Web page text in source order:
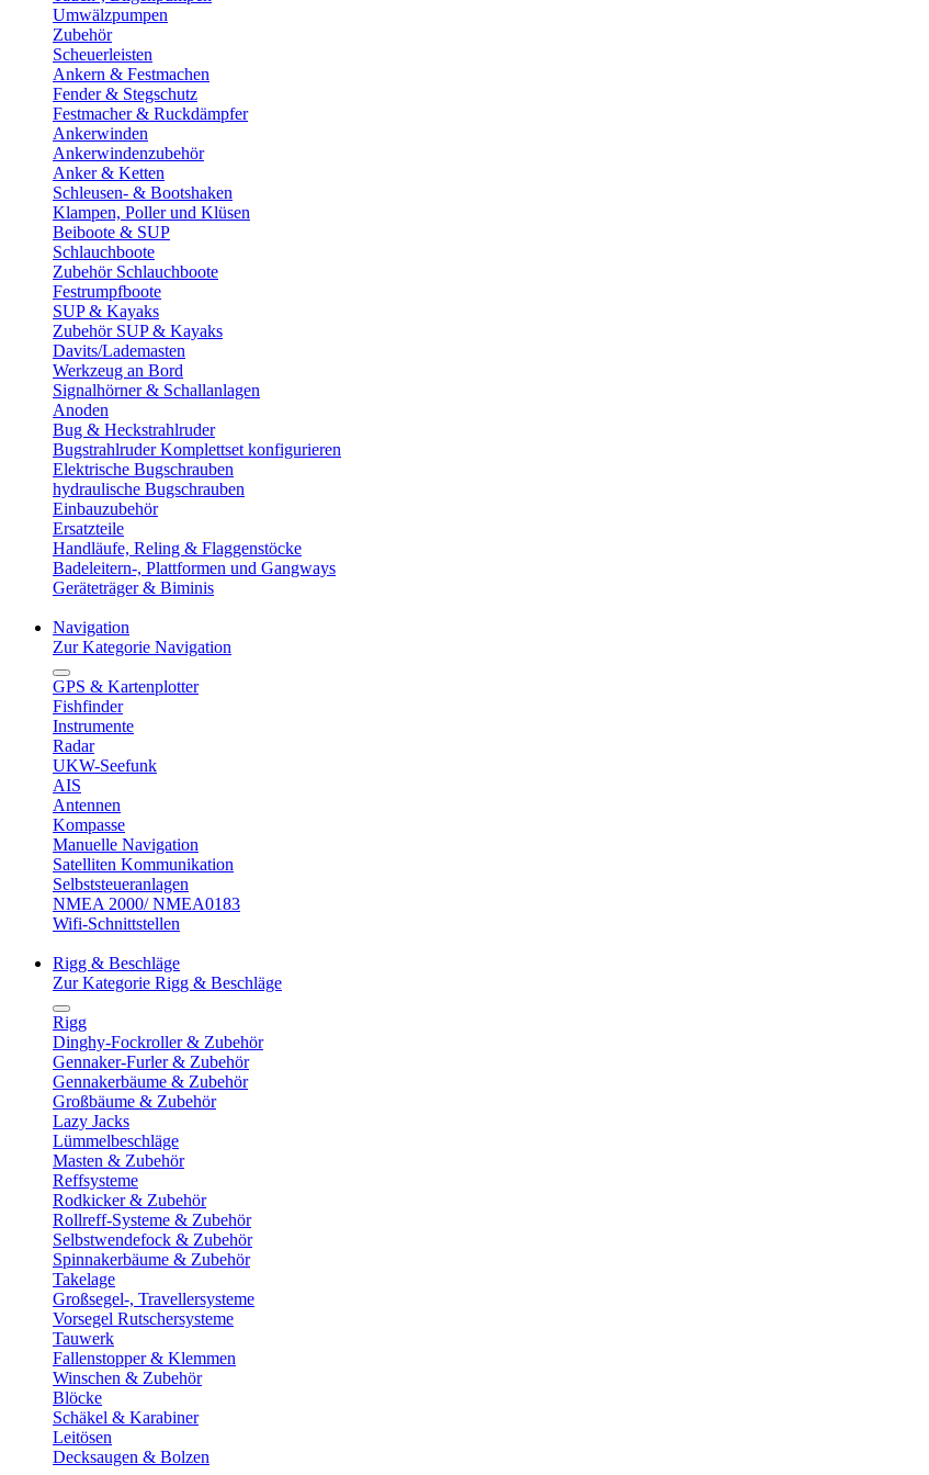
Umwälzpumpen
Zubehör
Scheuerleisten
Ankern & Festmachen
Fender & Stegschutz
Festmacher & Ruckdämpfer
Ankerwinden
Ankerwindenzubehör
Anker & Ketten
Schleusen- & Bootshaken
Klampen, Poller und Klüsen
Beiboote & SUP
Schlauchboote
Zubehör Schlauchboote
Festrumpfboote
SUP & Kayaks
Zubehör SUP & Kayaks
Davits/Lademasten
Werkzeug an Bord
Signalhörner & Schallanlagen
Anoden
Bug & Heckstrahlruder
Bugstrahlruder Komplettset konfigurieren
Elektrische Bugschrauben
hydraulische Bugschrauben
Einbauzubehör
Ersatzteile
Handläufe, Reling & Flaggenstöcke
Badeleitern-, Plattformen und Gangways
Geräteträger & Biminis
Navigation
Zur Kategorie Navigation
GPS & Kartenplotter
Fishfinder
Instrumente
Radar
UKW-Seefunk
AIS
Antennen
Kompasse
Manuelle Navigation
Satelliten Kommunikation
Selbststeueranlagen
NMEA 2000/ NMEA0183
Wifi-Schnittstellen
Rigg & Beschläge
Zur Kategorie Rigg & Beschläge
Rigg
Dinghy-Fockroller & Zubehör
Gennaker-Furler & Zubehör
Gennakerbäume & Zubehör
Großbäume & Zubehör
Lazy Jacks
Lümmelbeschläge
Masten & Zubehör
Reffsysteme
Rodkicker & Zubehör
Rollreff-Systeme & Zubehör
Selbstwendefock & Zubehör
Spinnakerbäume & Zubehör
Takelage
Großsegel-, Travellersysteme
Vorsegel Rutschersysteme
Tauwerk
Fallenstopper & Klemmen
Winschen & Zubehör
Blöcke
Schäkel & Karabiner
Leitösen
Decksaugen & Bolzen